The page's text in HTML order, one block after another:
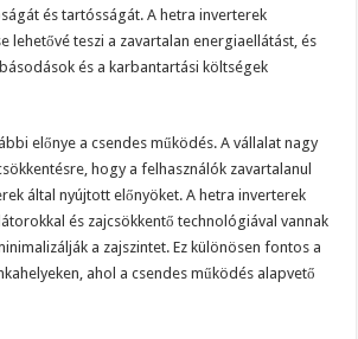
és tartósságát. A hetra inverterek
lehetővé teszi a zavartalan energiaellátást, és
és a karbantartási költségek
előnye a csendes működés. A vállalat nagy
hogy a felhasználók zavartalanul
által nyújtott előnyöket. A hetra inverterek
és zajcsökkentő technológiával vannak
a zajszintet. Ez különösen fontos a
ahol a csendes működés alapvető